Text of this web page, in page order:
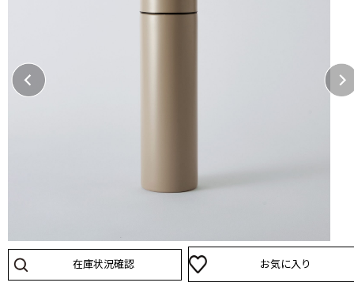
在庫状況確認 お気に入り